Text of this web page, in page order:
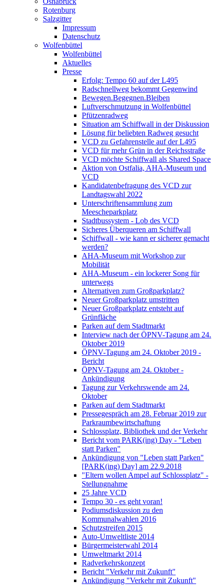
Rotenburg
Salzgitter
Impressum
Datenschutz
Wolfenbüttel
Wolfenbüttel
Aktuelles
Presse
Erfolg: Tempo 60 auf der L495
Radschnellweg bekommt Gegenwind
Bewegen.Begegnen.Bleiben
Luftverschmutzung in Wolfenbüttel
Pfützenradweg
Situation am Schiffwall in der Diskussion
Lösung für beliebten Radweg gesucht
VCD zu Gefahrenstelle auf der L495
VCD für mehr Grün in der Reichsstraße
VCD möchte Schiffwall als Shared Space
Aktion von Ostfalia, AHA-Museum und
VCD
Kandidatenbefragung des VCD zur
Landtagswahl 2022
Unterschriftensammlung zum
Meescheparkplatz
Stadtbussystem - Lob des VCD
Sicheres Überqueren am Schiffwall
Schiffwall - wie kann er sicherer gemacht
werden?
AHA-Museum mit Workshop zur
Mobilität
AHA-Museum - ein lockerer Song für
unterwegs
Alternativen zum Großparkplatz?
Neuer Großparkplatz umstritten
Neuer Großparkplatz entsteht auf
Grünfläche
Parken auf dem Stadtmarkt
Interview nach der ÖPNV-Tagung am 24.
Oktober 2019
ÖPNV-Tagung am 24. Oktober 2019 -
Bericht
ÖPNV-Tagung am 24. Oktober -
Ankündigung
Tagung zur Verkehrswende am 24.
Oktober
Parken auf dem Stadtmarkt
Pressegespräch am 28. Februar 2019 zur
Parkraumbewirtschaftung
Schlossplatz, Bibliothek und der Verkehr
Bericht vom PARK(ing) Day - "Leben
statt Parken"
Ankündigung von "Leben statt Parken"
[PARK(ing) Day] am 22.9.2018
"Eltern wollen Ampel auf Schlossplatz" -
Stellungnahme
25 Jahre VCD
Tempo 30 - es geht voran!
Podiumsdiskussion zu den
Kommunalwahlen 2016
Schutzstreifen 2015
Auto-Umweltliste 2014
Bürgermeisterwahl 2014
Umweltmarkt 2014
Radverkehrskonzept
Bericht "Verkehr mit Zukunft"
Ankündigung "Verkehr mit Zukunft"